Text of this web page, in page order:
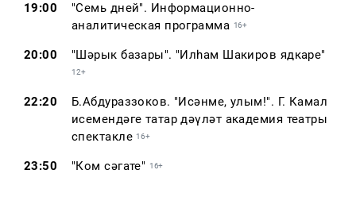
19:00
"Семь дней". Информационно-
аналитическая программа 16+
20:00 "Шәрык базары". "Илһам Шакиров ядкаре"
12+
22:20
Б.Абдураззоков. "Исәнме, улым!". Г. Камал
исемендәге татар дәүләт академия театры
спектакле 16+
23:50 "Ком сәгате" 16+